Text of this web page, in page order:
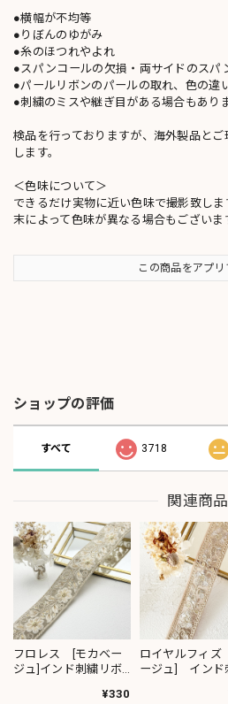
●横幅が不均等
●りぼんのゆがみ
●糸のほつれやよれ
●スパンコールの欠損・両サイドのスパ
●パールリボンのパールの取れ、色の違
●刺繍のミスや継ぎ目がある場合もあり
検品を行っておりますが、海外製品と
します。
＜色味について＞
できるだけ実物に近い色味で撮影致し
末によって色味が異なる場合もございま
この商品をアプリ
ショップの評価
すべて 3718
関連商品
フロレス [モカベー
ジュ]インド刺繍リボ
¥330
ロイヤルフィ
ージュ] インド